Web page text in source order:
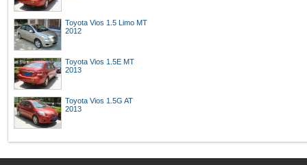
Toyota Vios 1.5 Limo MT
2012
Toyota Vios 1.5E MT
2013
Toyota Vios 1.5G AT
2013